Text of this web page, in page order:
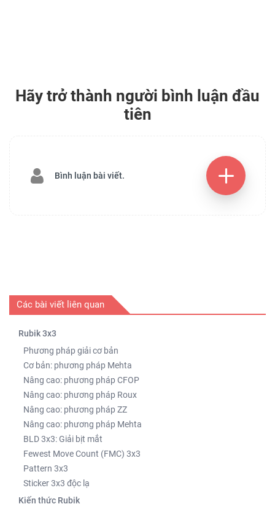
Hãy trở thành người bình luận đầu
tiên
Bình luận bài viết.
Các bài viết liên quan
Rubik 3x3
Phương pháp giải cơ bản
Cơ bản: phương pháp Mehta
Nâng cao: phương pháp CFOP
Nâng cao: phương pháp Roux
Nâng cao: phương pháp ZZ
Nâng cao: phương pháp Mehta
BLD 3x3: Giải bịt mắt
Fewest Move Count (FMC) 3x3
Pattern 3x3
Sticker 3x3 độc lạ
Kiến thức Rubik